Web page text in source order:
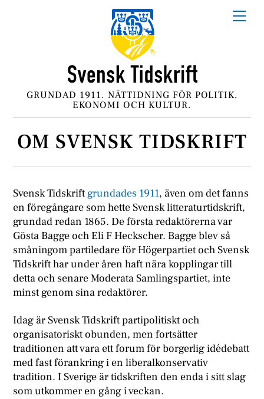
GRUNDAD 1911. NÄTTIDNING FÖR POLITIK,
EKONOMI OCH KULTUR.
OM SVENSK TIDSKRIFT
Svensk Tidskrift grundades 1911, även om det fanns
en föregångare som hette Svensk litteraturtidskrift,
grundad redan 1865. De första redaktörerna var
Gösta Bagge och Eli F Heckscher. Bagge blev så
småningom partiledare för Högerpartiet och Svensk
Tidskrift har under åren haft nära kopplingar till
detta och senare Moderata Samlingspartiet, inte
minst genom sina redaktörer.
Idag är Svensk Tidskrift partipolitiskt och
organisatoriskt obunden, men fortsätter
traditionen att vara ett forum för borgerlig idédebatt
med fast förankring i en liberalkonservativ
tradition. I Sverige är tidskriften den enda i sitt slag
som utkommer en gång i veckan.